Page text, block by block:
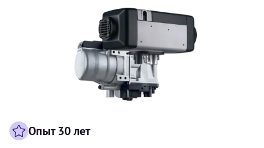
Опыт 30 лет